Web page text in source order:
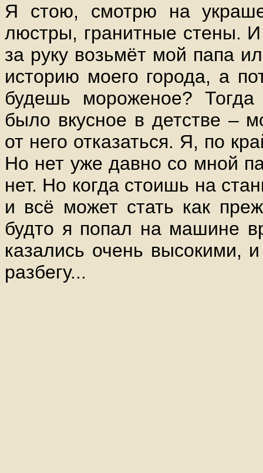
Я стою, смотрю на
люстры, гранитные стены.
за руку возьмёт мой папа
историю моего города, а
будешь мороженое?
было вкусное в детстве –
от него отказаться. Я, по
Но нет уже давно со мной
нет. Но когда стоишь на
и всё может стать как
будто я попал на машине
казались очень высокими,
разбегу...